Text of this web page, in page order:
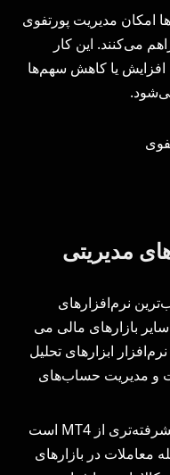
امکان مدیریت پورتفوی
می‌کنند. این کار
افزایش یا کاهش سهم‌ها
مدیریتی
نرم‌افزارهای
بازارهای مالی می
ابزارهای تحلیل
و مدیریت حساب‌های
: نسخه پیشرفته‌تری از MT4 است
معاملات در بازارهای